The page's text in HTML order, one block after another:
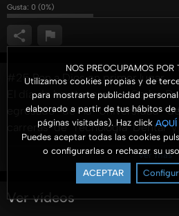
NOS PREOCUPAMOS POR
Utilizamos cookies propias y de
para mostrarte publicidad
elaborado a partir de tus hábitos de
páginas visitadas). Haz click AQUÍ
Puedes aceptar todas las cookies
o configurarlas o rechazar su
ACEPTAR
Gusta: 0 (0%)
#25 Pon a Dios en primer lugar
El día de hoy tenemos a Carlos
egresado de la Universidad
carreras de Tecnología Dental
Gráfico además cuenta con
Editorial y Publicidad por la
Ver más
Ver vídeos